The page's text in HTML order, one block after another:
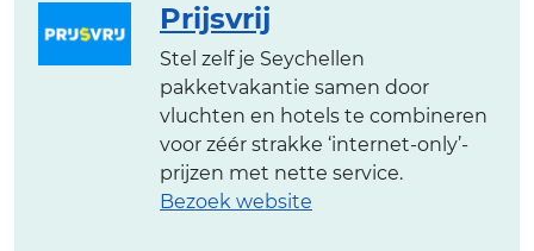
Prijsvrij
Stel zelf je Seychellen
pakketvakantie samen door
vluchten en hotels te combineren
voor zéér strakke ‘internet-only’-
prijzen met nette service.
Bezoek website